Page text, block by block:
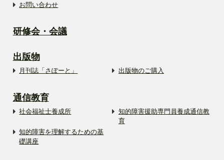
お問い合わせ
研修会・会議
出版物
月刊誌「さぽーと」 出版物のご購入
通信教育
社会福祉士養成所
知的障害援助専門員養成通信教
育
知的障害を理解するための基
礎講座